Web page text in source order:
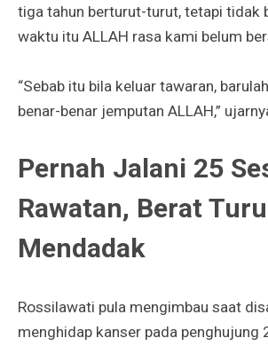
tiga tahun berturut-turut, tetapi tidak
waktu itu ALLAH rasa kami belum
“Sebab itu bila keluar tawaran,
benar-benar jemputan ALLAH,”
Pernah Jalani 25
Rawatan, Berat
Mendadak
Rossilawati pula mengimbau saat
menghidap kanser pada penghujung